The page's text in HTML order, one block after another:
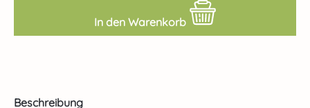
In den Warenkorb
Beschreibung